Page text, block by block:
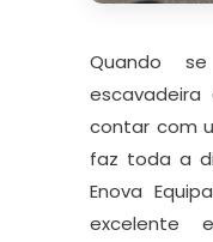
Quando
contar com
faz toda a
Enova
excelente